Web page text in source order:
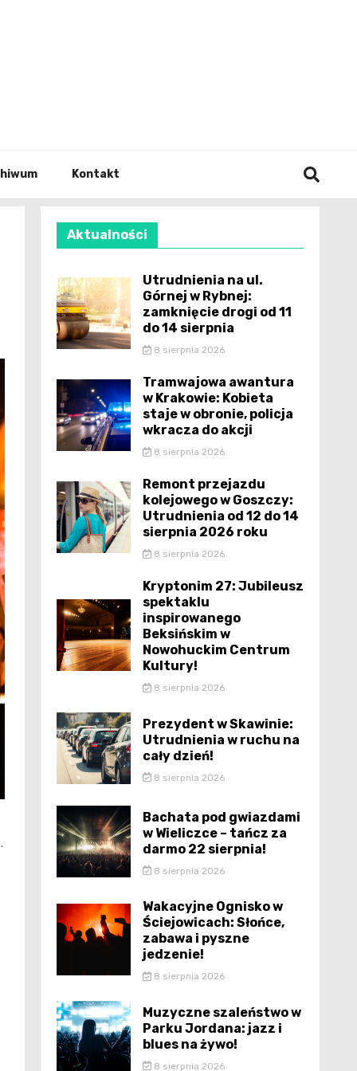
Kontakt
Aktualności
Utrudnienia na ul.
Górnej w Rybnej:
zamknięcie drogi od 11
do 14 sierpnia
8 sierpnia 2026
Tramwajowa awantura
w Krakowie: Kobieta
staje w obronie, policja
wkracza do akcji
8 sierpnia 2026
Remont przejazdu
kolejowego w Goszczy:
Utrudnienia od 12 do 14
sierpnia 2026 roku
8 sierpnia 2026
Kryptonim 27: Jubileusz
spektaklu
inspirowanego
Beksińskim w
Nowohuckim Centrum
Kultury!
8 sierpnia 2026
Prezydent w Skawinie:
Utrudnienia w ruchu na
cały dzień!
8 sierpnia 2026
Bachata pod gwiazdami
w Wieliczce – tańcz za
darmo 22 sierpnia!
8 sierpnia 2026
Wakacyjne Ognisko w
Ściejowicach: Słońce,
zabawa i pyszne
jedzenie!
8 sierpnia 2026
Muzyczne szaleństwo w
Parku Jordana: jazz i
blues na żywo!
8 sierpnia 2026